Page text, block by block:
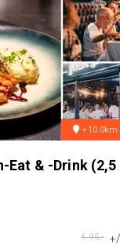
Eat & -Drink (2,5
€ 95,-